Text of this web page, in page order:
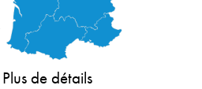
Plus de détails